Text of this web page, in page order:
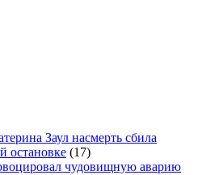
Заул насмерть сбила
остановке (17)
чудовищную аварию